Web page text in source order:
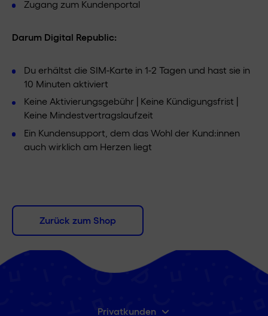
Zugang zum Kundenportal
Darum Digital Republic:
Du erhältst die SIM-Karte in 1-2 Tagen und hast sie in
10 Minuten aktiviert
Keine Aktivierungsgebühr | Keine Kündigungsfrist |
Keine Mindestvertragslaufzeit
Ein Kundensupport, dem das Wohl der Kund:innen
auch wirklich am Herzen liegt
Zurück zum Shop
Privatkunden